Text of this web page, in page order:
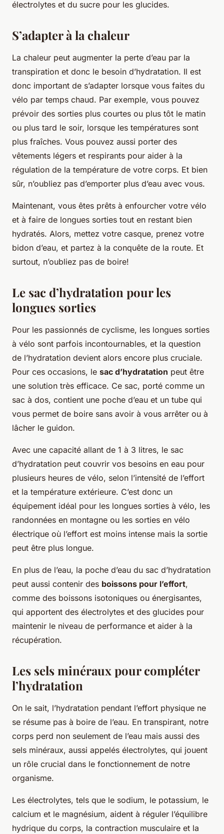
électrolytes et du sucre pour les glucides.
S’adapter à la chaleur
La chaleur peut augmenter la perte d’eau par la
transpiration et donc le besoin d’hydratation. Il est
donc important de s’adapter lorsque vous faites du
vélo par temps chaud. Par exemple, vous pouvez
prévoir des sorties plus courtes ou plus tôt le matin
ou plus tard le soir, lorsque les températures sont
plus fraîches. Vous pouvez aussi porter des
vêtements légers et respirants pour aider à la
régulation de la température de votre corps. Et bien
sûr, n’oubliez pas d’emporter plus d’eau avec vous.
Maintenant, vous êtes prêts à enfourcher votre vélo
et à faire de longues sorties tout en restant bien
hydratés. Alors, mettez votre casque, prenez votre
bidon d’eau, et partez à la conquête de la route. Et
surtout, n’oubliez pas de boire!
Le sac d’hydratation pour les
longues sorties
Pour les passionnés de cyclisme, les longues sorties
à vélo sont parfois incontournables, et la question
de l’hydratation devient alors encore plus cruciale.
Pour ces occasions, le sac d’hydratation peut être
une solution très efficace. Ce sac, porté comme un
sac à dos, contient une poche d’eau et un tube qui
vous permet de boire sans avoir à vous arrêter ou à
lâcher le guidon.
Avec une capacité allant de 1 à 3 litres, le sac
d’hydratation peut couvrir vos besoins en eau pour
plusieurs heures de vélo, selon l’intensité de l’effort
et la température extérieure. C’est donc un
équipement idéal pour les longues sorties à vélo, les
randonnées en montagne ou les sorties en vélo
électrique où l’effort est moins intense mais la sortie
peut être plus longue.
En plus de l’eau, la poche d’eau du sac d’hydratation
peut aussi contenir des boissons pour l’effort,
comme des boissons isotoniques ou énergisantes,
qui apportent des électrolytes et des glucides pour
maintenir le niveau de performance et aider à la
récupération.
Les sels minéraux pour compléter
l’hydratation
On le sait, l’hydratation pendant l’effort physique ne
se résume pas à boire de l’eau. En transpirant, notre
corps perd non seulement de l’eau mais aussi des
sels minéraux, aussi appelés électrolytes, qui jouent
un rôle crucial dans le fonctionnement de notre
organisme.
Les électrolytes, tels que le sodium, le potassium, le
calcium et le magnésium, aident à réguler l’équilibre
hydrique du corps, la contraction musculaire et la